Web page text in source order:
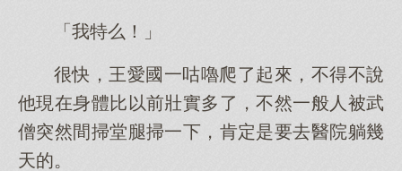
「我特么！」
很快，王愛國一咕嚕爬了起來，不得不說
他現在身體比以前壯實多了，不然一般人被武
僧突然間掃堂腿掃一下，肯定是要去醫院躺幾
天的。